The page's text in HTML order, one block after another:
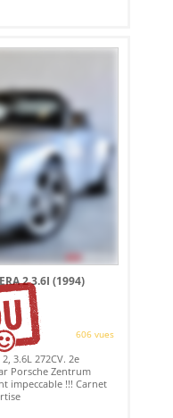
2 3.6I (1994)
606 vues
3.6L 272CV. 2e
Porsche Zentrum
impeccable !!! Carnet